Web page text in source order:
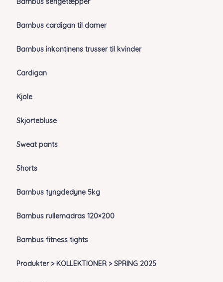
Bambus cardigan til damer
Bambus inkontinens trusser til kvinder
Cardigan
Kjole
Skjortebluse
Sweat pants
Shorts
Bambus tyngdedyne 5kg
Bambus rullemadras 120×200
Bambus fitness tights
Produkter > KOLLEKTIONER > SPRING 2025